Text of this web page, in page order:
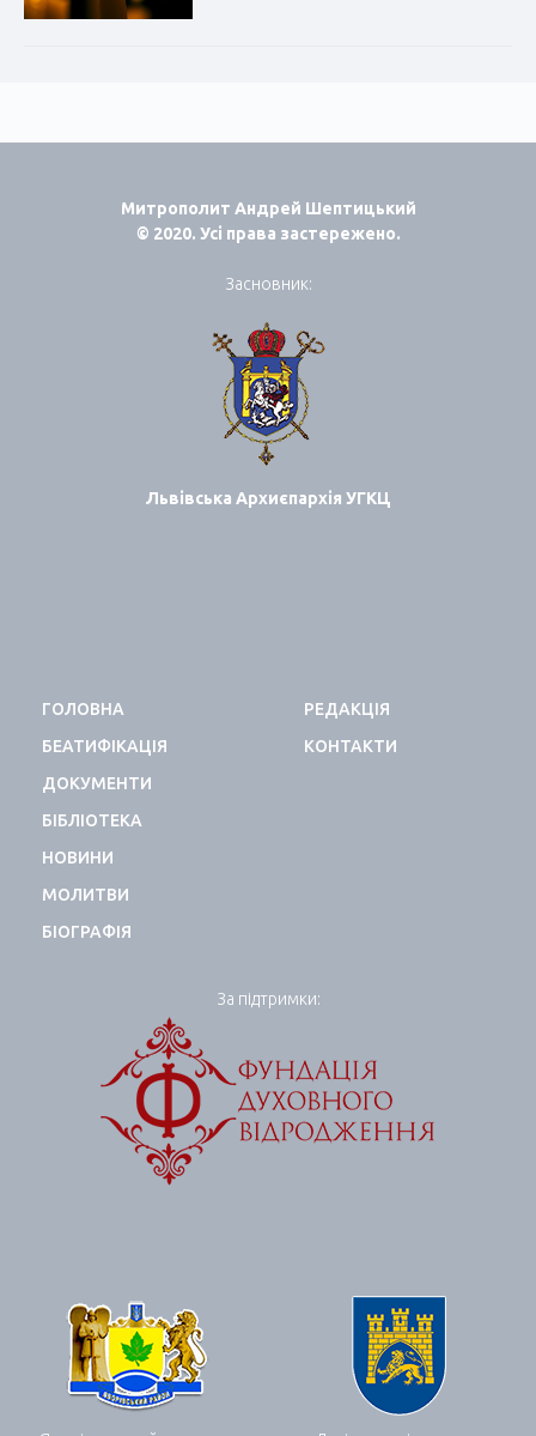
Митрополит Андрей Шептицький
© 2020. Усі права застережено.
Засновник:
Львівська Архиєпархія УГКЦ
ГОЛОВНА
БЕАТИФІКАЦІЯ
ДОКУМЕНТИ
БІБЛІОТЕКА
НОВИНИ
МОЛИТВИ
БІОГРАФІЯ
РЕДАКЦІЯ
КОНТАКТИ
За підтримки: